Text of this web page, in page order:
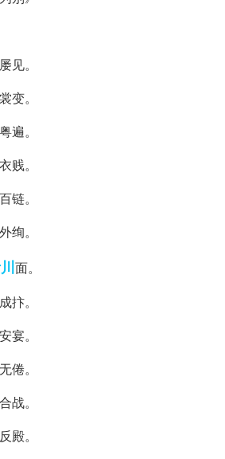
见。
变。
遍。
贱。
链。
绚。
面。
抃。
宴。
倦。
战。
殿。